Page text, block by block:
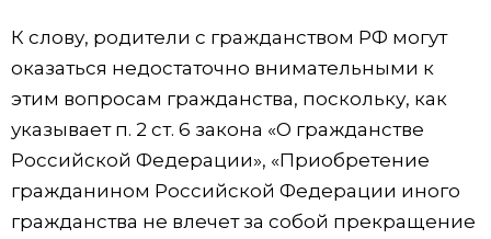
К слову, родители с гражданством РФ могут
оказаться недостаточно внимательными к
этим вопросам гражданства, поскольку, как
указывает п. 2 ст. 6 закона «О гражданстве
Российской Федерации», «Приобретение
гражданином Российской Федерации иного
гражданства не влечет за собой прекращение